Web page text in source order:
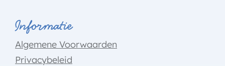
Informatie
Algemene Voorwaarden
Privacybeleid